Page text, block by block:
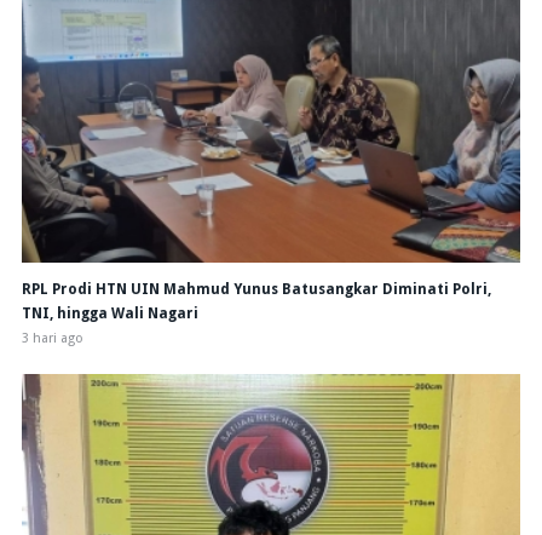
RPL Prodi HTN UIN Mahmud Yunus Batusangkar Diminati Polri,
TNI, hingga Wali Nagari
3 hari ago